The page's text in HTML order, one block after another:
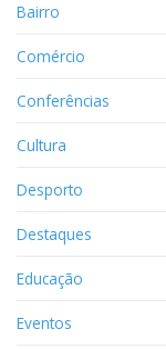
Bairro
Comércio
Conferências
Cultura
Desporto
Destaques
Educação
Eventos